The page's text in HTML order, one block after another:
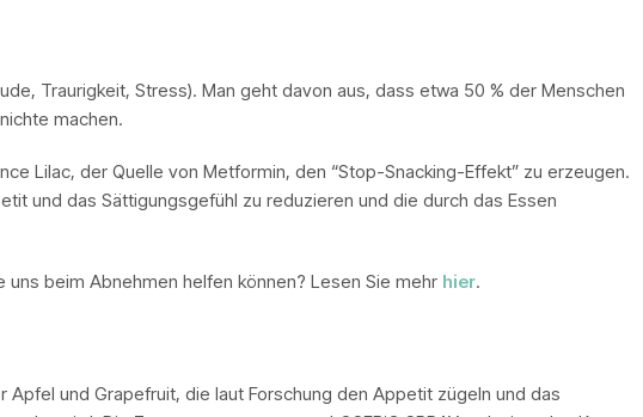
Traurigkeit, Stress). Man geht davon aus, dass etwa 50 % der Menschen
machen.
Lilac, der Quelle von Metformin, den “Stop-Snacking-Effekt” zu erzeugen.
und das Sättigungsgefühl zu reduzieren und die durch das Essen
beim Abnehmen helfen können? Lesen Sie mehr hier.
und Grapefruit, die laut Forschung den Appetit zügeln und das